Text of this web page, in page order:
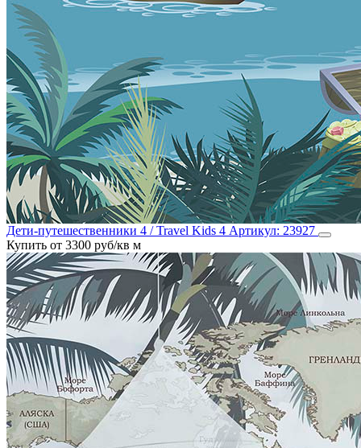
Дети-путешественники 4 / Travel Kids 4 Артикул: 23927
Купить от 3300 руб/кв м